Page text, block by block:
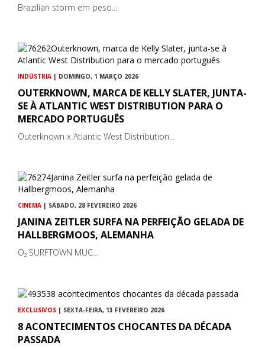
Brazilian storm em peso...
INDÚSTRIA | DOMINGO, 1 MARÇO 2026
OUTERKNOWN, MARCA DE KELLY SLATER, JUNTA-
SE À ATLANTIC WEST DISTRIBUTION PARA O
MERCADO PORTUGUÊS
Outerknown x Atlantic West Distribution...
CINEMA | SÁBADO, 28 FEVEREIRO 2026
JANINA ZEITLER SURFA NA PERFEIÇÃO GELADA DE
HALLBERGMOOS, ALEMANHA
O₂ SURFTOWN MUC...
EXCLUSIVOS | SEXTA-FEIRA, 13 FEVEREIRO 2026
8 ACONTECIMENTOS CHOCANTES DA DÉCADA
PASSADA